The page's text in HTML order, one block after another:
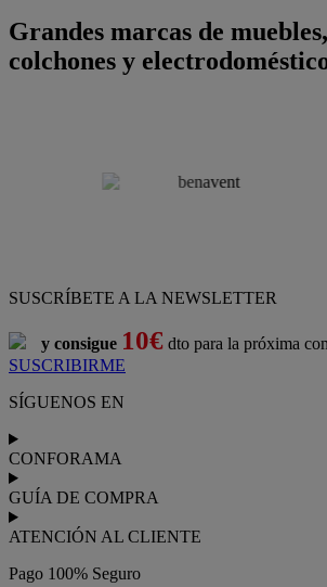
Grandes marcas de
colchones y
SUSCRÍBETE A LA NEWSLETTER
y consigue 10€ dto para la próxima
SUSCRIBIRME
SÍGUENOS EN
CONFORAMA
GUÍA DE COMPRA
ATENCIÓN AL CLIENTE
Pago 100% Seguro